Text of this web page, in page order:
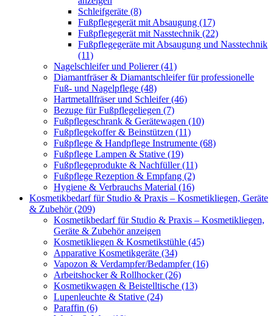
Schleifgeräte (8)
Fußpflegegerät mit Absaugung (17)
Fußpflegegerät mit Nasstechnik (22)
Fußpflegegeräte mit Absaugung und Nasstechnik
(11)
Nagelschleifer und Polierer (41)
Diamantfräser & Diamantschleifer für professionelle
Fuß- und Nagelpflege (48)
Hartmetallfräser und Schleifer (46)
Bezuge für Fußpflegeliegen (7)
Fußpflegeschrank & Gerätewagen (10)
Fußpflegekoffer & Beinstützen (11)
Fußpflege & Handpflege Instrumente (68)
Fußpflege Lampen & Stative (19)
Fußpflegeprodukte & Nachfüller (11)
Fußpflege Rezeption & Empfang (2)
Hygiene & Verbrauchs Material (16)
Kosmetikbedarf für Studio & Praxis – Kosmetikliegen, Geräte
& Zubehör (209)
Kosmetikbedarf für Studio & Praxis – Kosmetikliegen,
Geräte & Zubehör anzeigen
Kosmetikliegen & Kosmetikstühle (45)
Apparative Kosmetikgeräte (34)
Vapozon & Verdampfer/Bedampfer (16)
Arbeitshocker & Rollhocker (26)
Kosmetikwagen & Beistelltische (13)
Lupenleuchte & Stative (24)
Paraffin (6)